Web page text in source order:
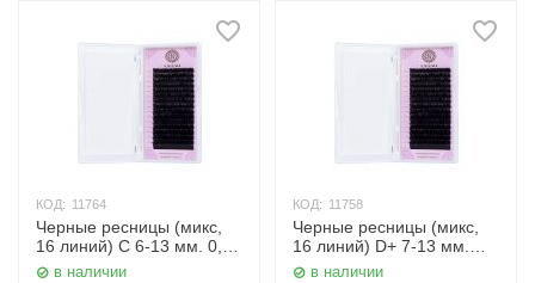
КОД: 11764
Черные ресницы (микс,
16 линий) C 6-13 мм. 0,12
мм. Enigma
в наличии
КОД: 11758
Черные ресницы (микс,
16 линий) D+ 7-13 мм.
0,085 мм. Enigma
в наличии